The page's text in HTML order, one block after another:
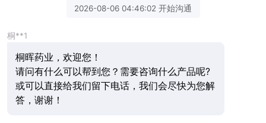
2026-08-06 04:46:02 开始沟通
桐**1
桐晖药业，欢迎您！
请问有什么可以帮到您？需要咨询什么产品呢?
或可以直接给我们留下电话，我们会尽快为您解
答，谢谢！